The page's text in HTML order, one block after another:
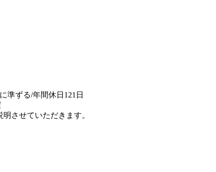
準ずる/年間休日121日
させていただきます。